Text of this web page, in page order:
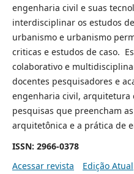
engenharia civil e suas
interdisciplinar os estudos
urbanismo e urbanismo
criticas e estudos de caso.
colaborativo e
docentes pesquisadores e
engenharia civil,
pesquisas que preencham
arquitetônica e a prática de
ISSN: 2966-0378
Acessar revista
Edição Atual